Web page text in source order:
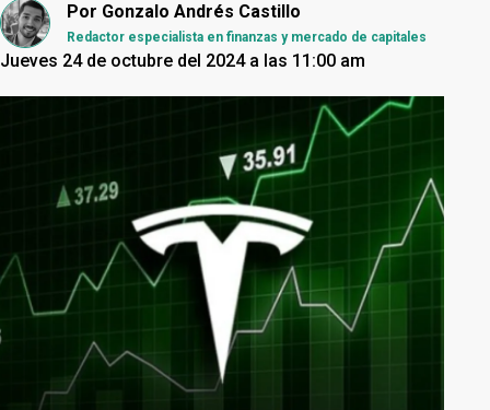
Por Gonzalo Andrés Castillo
Redactor especialista en finanzas y mercado de capitales
Jueves 24 de octubre del 2024 a las 11:00 am